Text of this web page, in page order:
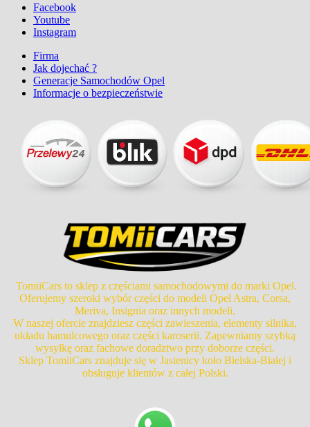
Facebook
Youtube
Instagram
Firma
Jak dojechać ?
Generacje Samochodów Opel
Informacje o bezpieczeństwie
TomiiCars to sklep z częściami samochodowymi do marki Opel.
Oferujemy szeroki wybór części do modeli Opel Astra, Corsa,
Meriva, Insignia oraz innych modeli.
W naszej ofercie znajdziesz części zawieszenia, elementy silnika,
układu hamulcowego oraz części karoserii. Zapewniamy szybką
wysyłkę oraz fachowe doradztwo przy doborze części.
Sklep TomiiCars znajduje się w Jasienicy koło Bielska-Białej i
obsługuje klientów z całej Polski.